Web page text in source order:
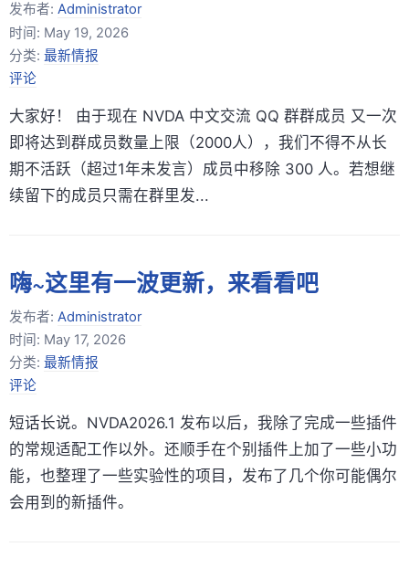
发布者: Administrator
时间: May 19, 2026
分类: 最新情报
评论
大家好！ 由于现在 NVDA 中文交流 QQ 群群成员 又一次
即将达到群成员数量上限（2000人），我们不得不从长
期不活跃（超过1年未发言）成员中移除 300 人。若想继
续留下的成员只需在群里发...
嗨~这里有一波更新，来看看吧
发布者: Administrator
时间: May 17, 2026
分类: 最新情报
评论
短话长说。NVDA2026.1 发布以后，我除了完成一些插件
的常规适配工作以外。还顺手在个别插件上加了一些小功
能，也整理了一些实验性的项目，发布了几个你可能偶尔
会用到的新插件。